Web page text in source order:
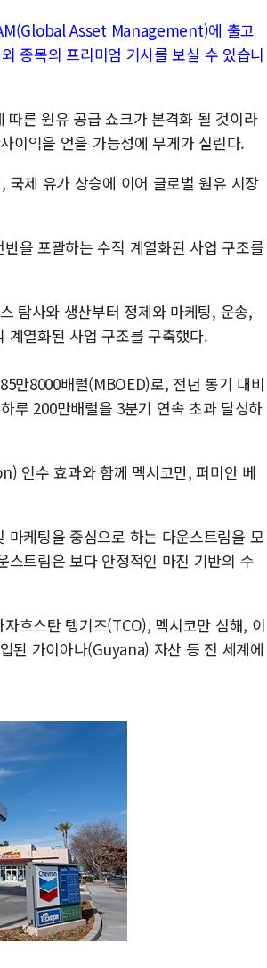
Asset Management)에 출고
종목의 프리미엄 기사를 보실 수 있습니
른 원유 공급 쇼크가 본격화 될 것이라
이익을 얻을 가능성에 무게가 실린다.
국제 유가 상승에 이어 글로벌 원유 시장
을 포괄하는 수직 계열화된 사업 구조를
탐사와 생산부터 정제와 마케팅, 운송,
계열화된 사업 구조를 구축했다.
만8000배럴(MBOED)로, 전년 동기 대비
루 200만배럴을 3분기 연속 초과 달성하
인수 효과와 함께 멕시코만, 퍼미안 베
케팅을 중심으로 하는 다운스트림을 모
트림은 보다 안정적인 마진 기반의 수
흐스탄 텡기즈(TCO), 멕시코만 심해, 이
된 가이아나(Guyana) 자산 등 전 세계에